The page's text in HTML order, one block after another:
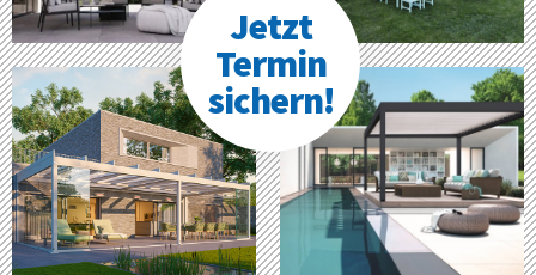
Jetzt
Termin
sichern!